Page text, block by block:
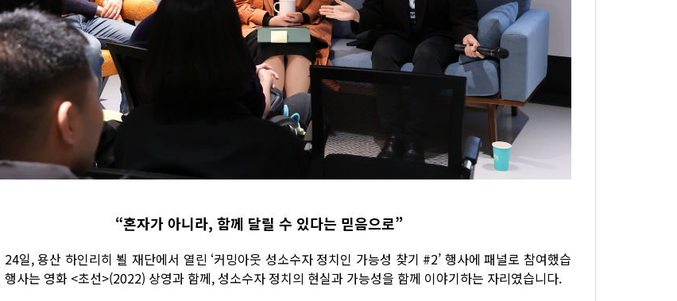
“혼자가 아니라, 함께 달릴 수 있다는 믿음으로”
일, 용산 하인리히 뵐 재단에서 열린 ‘커밍아웃 성소수자 정치인 가능성 찾기 #2’ 행사에 패널로 참여했습
행사는 영화 <초선>(2022) 상영과 함께, 성소수자 정치의 현실과 가능성을 함께 이야기하는 자리였습니다.